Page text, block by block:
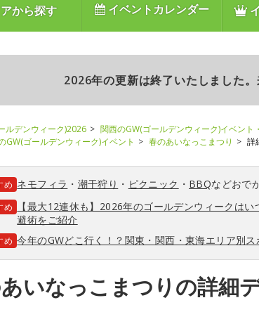
から探す イベントカレンダー
2026年の更新は終了いたしました
ルデンウィーク)2026 関西のGW(ゴールデンウィーク)イベント
GW(ゴールデンウィーク)イベント
春のあいなっこまつり 詳
め ネモフィラ ・ 潮干狩り ・ ピクニック ・ BBQなどおで
め
【最大12連休も】2026年のゴールデンウィークは
避術をご紹介
め 今年のGWどこ行く！？関東・関西・東海エリア別ス
いなっこまつりの詳細